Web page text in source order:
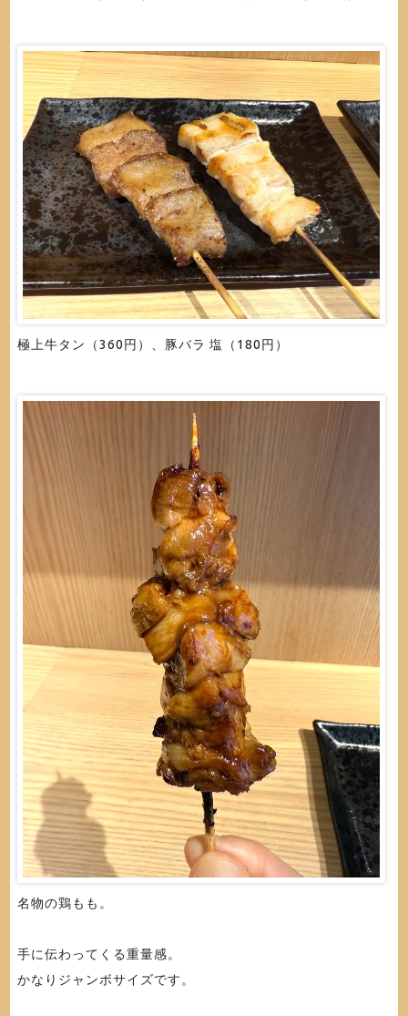
極上牛タン（360円）、豚バラ 塩（180円）
名物の鶏もも。
手に伝わってくる重量感。
かなりジャンボサイズです。